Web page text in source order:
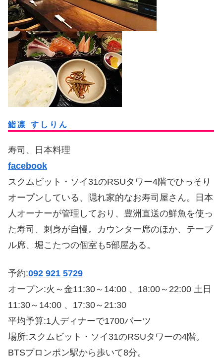
鮨凛 すしりん
寿司、日本料理
facebook
スクムビット・ソイ31のRSUタワー4階でひっそり
オープンしている、隠れ家的なお寿司屋さん。日本
人オーナーが管理しており、豊洲直送の鮮魚を使っ
た寿司、刺身が自慢。カウンター席のほか、テーブ
ル席、堀こたつの個室も5部屋ある。
予約:092 921 5729
オープン:火～金11:30～14:00 、18:00～22:00 土日
11:30～14:00 、17:30～21:30
平均予算:1人ディナーで1700バーツ
場所:スクムビット・ソイ31のRSUタワーの4階。
BTSプロンポン駅から歩いて8分。